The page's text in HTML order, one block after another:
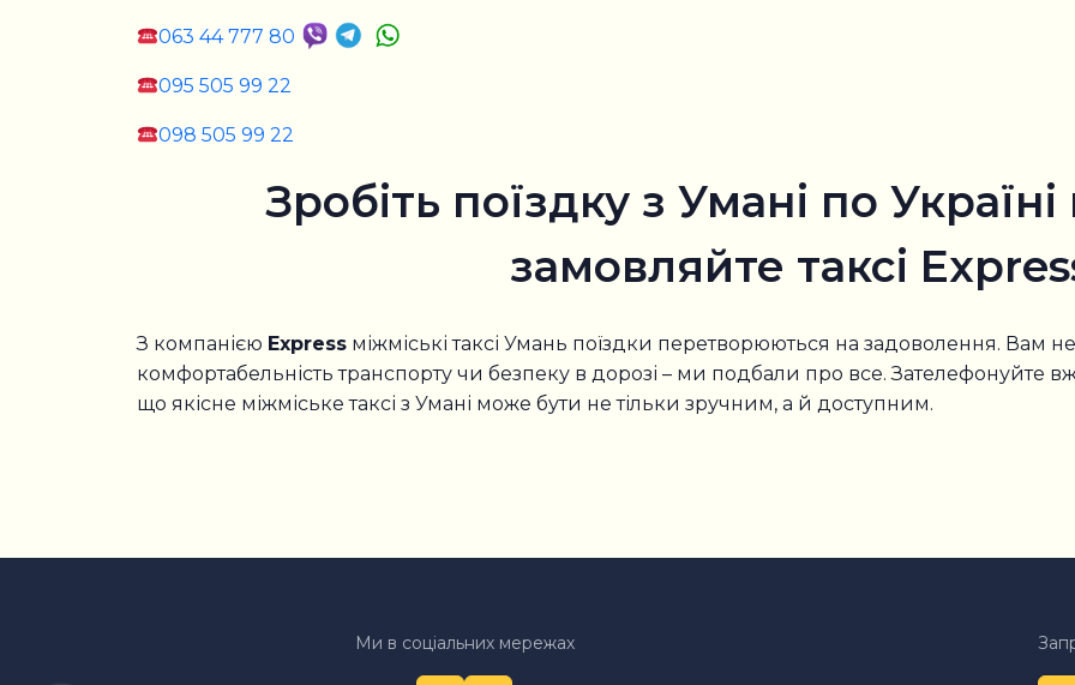
063 44 777 80
095 505 99 22
098 505 99 22
Зробіть поїздку з Умані по
замовляйте таксі
З компанією Express міжміські таксі Умань поїздки перетворюються на задоволення. Вам
комфортабельність транспорту чи безпеку в дорозі – ми подбали про все. Зателефонуйте
що якісне міжміське таксі з Умані може бути не тільки зручним, а й доступним.
Ми в соціальних мережах